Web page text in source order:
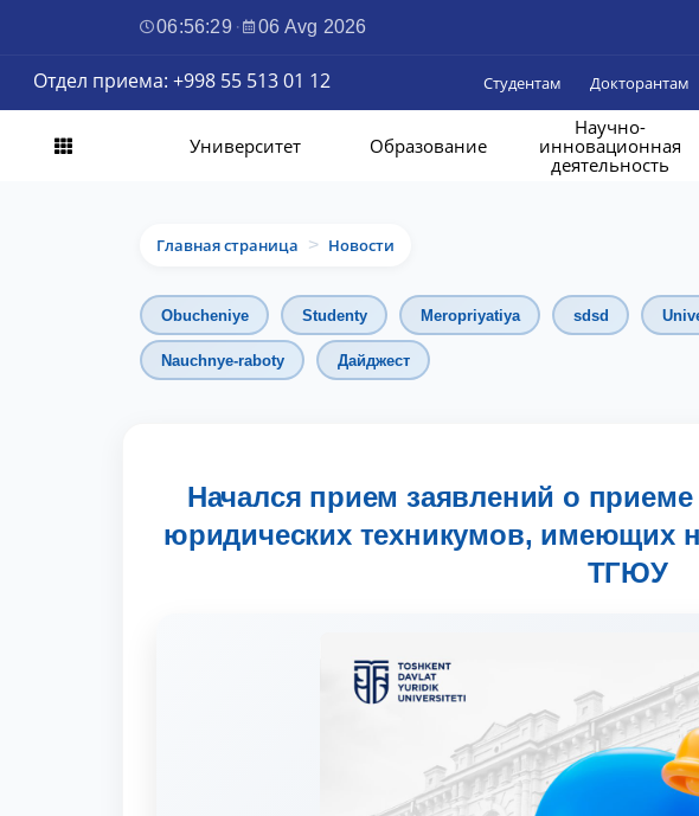
06:56:30 · 06 Avg 2026
Отдел приема: +998 55 513 01 12 Студентам Докторантам
Университет Образование
Научно-
инновационная
деятельность
Главная страница > Новости
Obucheniye Studenty Meropriyatiya sdsd
Nauchnye-raboty Дайджест
Начался прием заявлений о
юридических техникумов, имеющих
ТГЮУ